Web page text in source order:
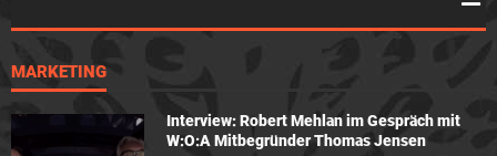
MARKETING
Interview: Robert Mehlan im Gespräch mit
W:O:A Mitbegründer Thomas Jensen